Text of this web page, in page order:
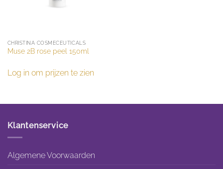
CHRISTINA COSMECEUTICALS
Muse 2B rose peel 150ml
Log in om prijzen te zien
Klantenservice
Algemene Voorwaarden